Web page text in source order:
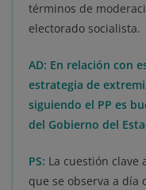
términos de
electorado socialista.
AD: En relación con
estrategia de
siguiendo el PP es
del Gobierno del
PS: La cuestión clave
que se observa a día